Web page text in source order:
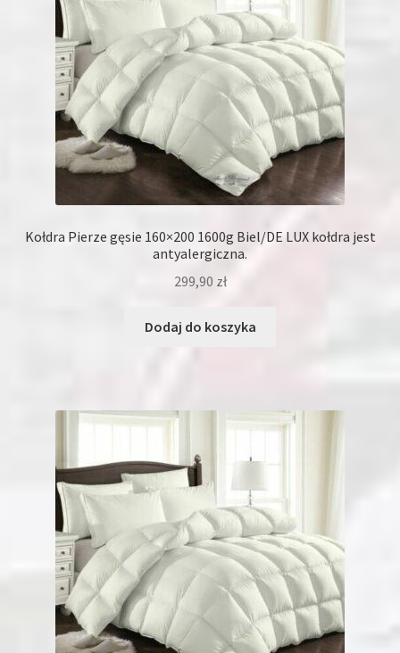
Kołdra Pierze gęsie 160×200 1600g Biel/DE LUX kołdra jest
antyalergiczna.
299,90 zł
Dodaj do koszyka